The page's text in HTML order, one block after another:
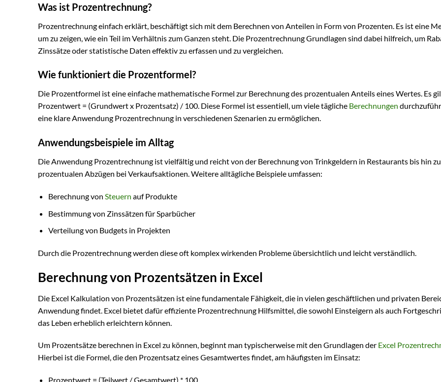
Was ist Prozentrechnung?
Prozentrechnung einfach erklärt, beschäftigt sich mit dem Berechnen von Anteilen in Form von Prozenten. Es ist eine
um zu zeigen, wie ein Teil im Verhältnis zum Ganzen steht. Die Prozentrechnung Grundlagen sind dabei hilfreich, um
Zinssätze oder statistische Daten effektiv zu erfassen und zu vergleichen.
Wie funktioniert die Prozentformel?
Die Prozentformel ist eine einfache mathematische Formel zur Berechnung des prozentualen Anteils eines Wertes. Es
Prozentwert = (Grundwert x Prozentsatz) / 100. Diese Formel ist essentiell, um viele tägliche Berechnungen
eine klare Anwendung Prozentrechnung in verschiedenen Szenarien zu ermöglichen.
Anwendungsbeispiele im Alltag
Die Anwendung Prozentrechnung ist vielfältig und reicht von der Berechnung von Trinkgeldern in Restaurants bis hin zu
prozentualen Abzügen bei Verkaufsaktionen. Weitere alltägliche Beispiele umfassen:
Berechnung von Steuern auf Produkte
Bestimmung von Zinssätzen für Sparbücher
Verteilung von Budgets in Projekten
Durch die Prozentrechnung werden diese oft komplex wirkenden Probleme übersichtlich und leicht verständlich.
Berechnung von Prozentsätzen in Excel
Die Excel Kalkulation von Prozentsätzen ist eine fundamentale Fähigkeit, die in vielen geschäftlichen und privaten
Anwendung findet. Excel bietet dafür effiziente Prozentrechnung Hilfsmittel, die sowohl Einsteigern als auch
das Leben erheblich erleichtern können.
Um Prozentsätze berechnen in Excel zu können, beginnt man typischerweise mit den Grundlagen der Excel
Hierbei ist die Formel, die den Prozentsatz eines Gesamtwertes findet, am häufigsten im Einsatz:
Prozentwert = (Teilwert / Gesamtwert) * 100